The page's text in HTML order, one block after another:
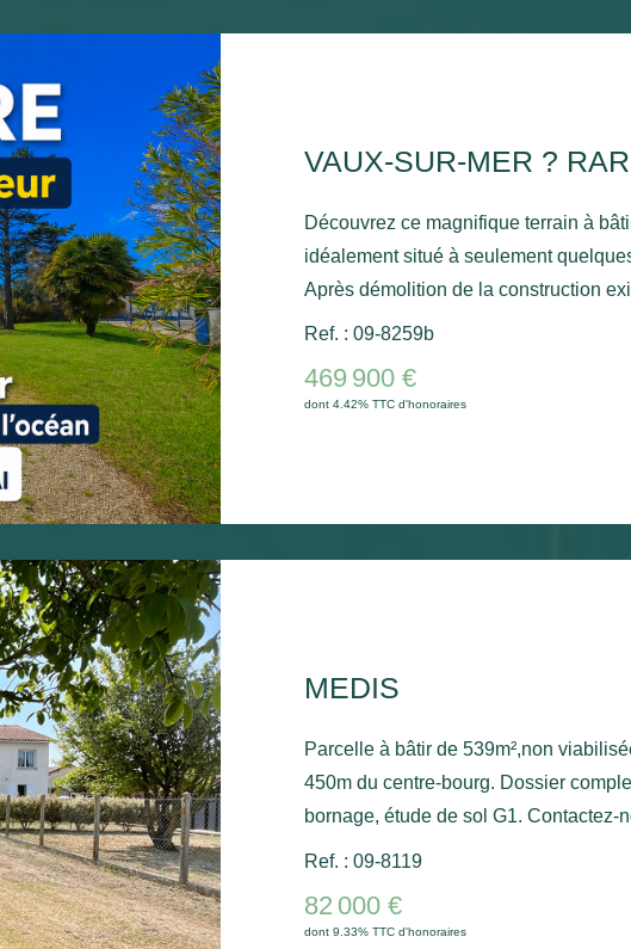
Découvrez ce magnifique terrain à
idéalement situé à seulement
Après démolition de la construction
un formidable potentiel pour
résidence principale, secondaire ou
opportunité exceptionnelle dans un
recherché, alliant calme et proximité
Ref. : 09-8259b
469 900 €
dont 4.42% TTC d'honoraires
MEDIS
Parcelle à bâtir de 539m²,non
450m du centre-bourg. Dossier
bornage, étude de sol G1. Contactez-nous pour tout
renseignement complémentaire !
Ref. : 09-8119
82 000 €
dont 9.33% TTC d'honoraires